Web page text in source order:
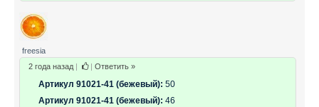
freesia
2 года назад | | Ответить »
Артикул 91021-41 (бежевый): 50
Артикул 91021-41 (бежевый): 46